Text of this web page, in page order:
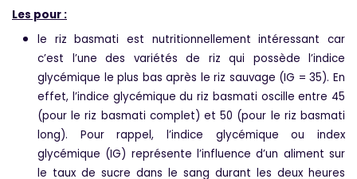
Les pour :
le riz basmati est nutritionnellement intéressant car
c’est l’une des variétés de riz qui possède l’indice
glycémique le plus bas après le riz sauvage (IG = 35). En
effet, l’indice glycémique du riz basmati oscille entre 45
(pour le riz basmati complet) et 50 (pour le riz basmati
long). Pour rappel, l’indice glycémique ou index
glycémique (IG) représente l’influence d’un aliment sur
le taux de sucre dans le sang durant les deux heures